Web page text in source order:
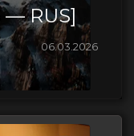
— RUS]
06.03.2026